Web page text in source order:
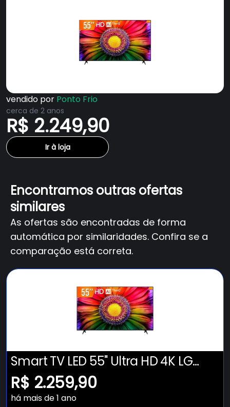
vendido por Ponto Frio
cerca de 2 anos
R$ 2.249,90
Ir à loja
Encontramos outras ofertas
similares
As ofertas são encontradas de forma
automática por similaridades. Confira se a
comparação está correta.
Smart TV LED 55" Ultra HD 4K LG
55UR871C0SA ThinQ AI 3 HDMI 2 USB
Wi-Fi Bluetooth HDR10
R$ 2.259,90
há mais de 1 ano